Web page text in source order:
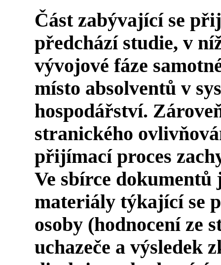
Část zabývající se
předchází studie, v
vývojové fáze
místo absolventů v
hospodářství.
stranického
přijímací proces
Ve sbírce dokumentů
materiály týkající se
osoby (hodnocení ze
uchazeče a výsledek